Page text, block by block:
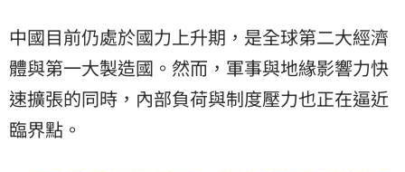
中國目前仍處於國力上升期，是全球第二大經濟
體與第一大製造國。然而，軍事與地緣影響力快
速擴張的同時，內部負荷與制度壓力也正在逼近
臨界點。